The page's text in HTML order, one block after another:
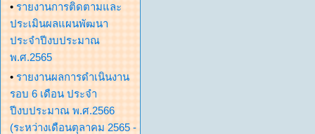
• รายงานการติดตามและ
ประเมินผลแผนพัฒนา
ประจำปีงบประมาณ
พ.ศ.2565
• รายงานผลการดำเนินงาน
รอบ 6 เดือน ประจำ
ปีงบประมาณ พ.ศ.2566
(ระหว่างเดือนตุลาคม 2565 -